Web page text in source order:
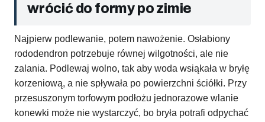
wrócić do formy po zimie
Najpierw podlewanie, potem nawożenie. Osłabiony
rododendron potrzebuje równej wilgotności, ale nie
zalania. Podlewaj wolno, tak aby woda wsiąkała w bryłę
korzeniową, a nie spływała po powierzchni ściółki. Przy
przesuszonym torfowym podłożu jednorazowe wlanie
konewki może nie wystarczyć, bo bryła potrafi odpychać